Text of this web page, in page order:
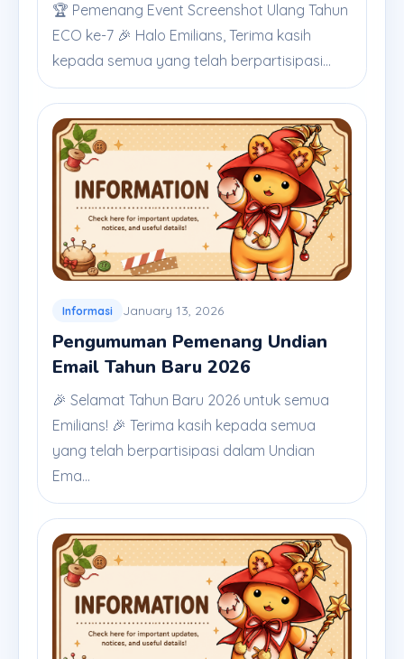
🏆 Pemenang Event Screenshot Ulang Tahun
ECO ke-7 🎉 Halo Emilians, Terima kasih
kepada semua yang telah berpartisipasi...
Informasi January 13, 2026
Pengumuman Pemenang Undian
Email Tahun Baru 2026
🎉 Selamat Tahun Baru 2026 untuk semua
Emilians! 🎉 Terima kasih kepada semua
yang telah berpartisipasi dalam Undian
Ema...